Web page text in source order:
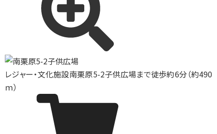
レジャー・文化施設南栗原5-2子供広場まで徒歩約6分（約490
ｍ）